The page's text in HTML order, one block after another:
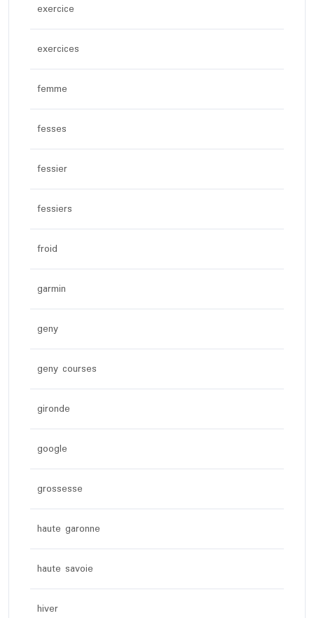
exercice
exercices
femme
fesses
fessier
fessiers
froid
garmin
geny
geny courses
gironde
google
grossesse
haute garonne
haute savoie
hiver